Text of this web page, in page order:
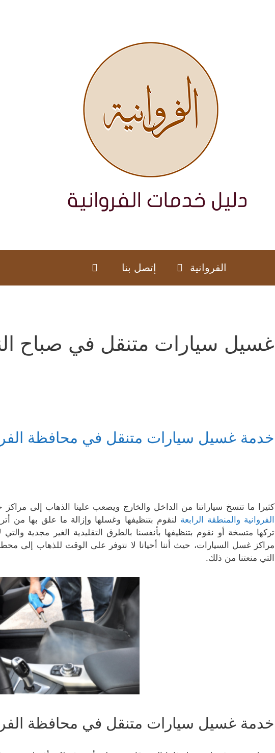
الفروانية إتصل بنا
غسيل سيارات متنقل في صباح
خدمة غسيل سيارات متنقل في محافظة
كثيرا ما تتسخ سياراتنا من الداخل والخارج ويصعب علينا الذهاب إلى
الفروانية والمنطقة الرابعة لنقوم بتنظيفها وغسلها وإزالة ما علق بها من
تركها متسخة أو نقوم بتنظيفها بأنفسنا بالطرق التقليدية الغير مجدية
مراكز غسل السيارات، حيث أننا أحيانا لا نتوفر على الوقت للذهاب إلى
التي منعتنا من ذلك.
خدمة غسيل سيارات متنقل في محافظة